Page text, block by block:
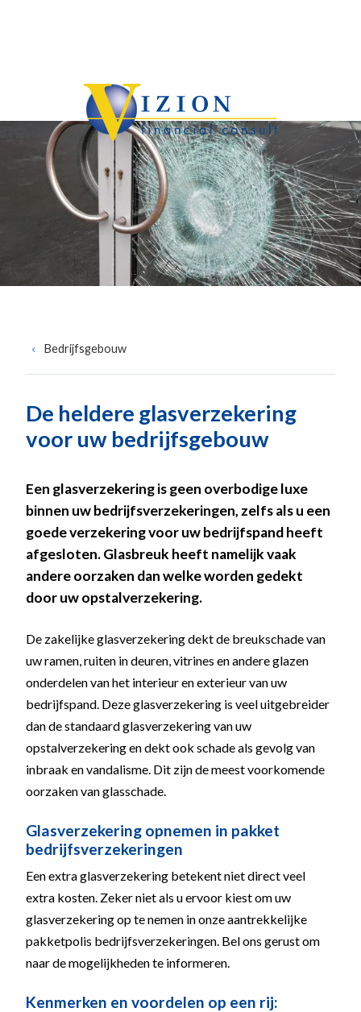
Bedrijfsgebouw
De heldere glasverzekering
voor uw bedrijfsgebouw
Een glasverzekering is geen overbodige luxe
binnen uw bedrijfsverzekeringen, zelfs als u een
goede verzekering voor uw bedrijfspand heeft
afgesloten. Glasbreuk heeft namelijk vaak
andere oorzaken dan welke worden gedekt
door uw opstalverzekering.
De zakelijke glasverzekering dekt de breukschade van
uw ramen, ruiten in deuren, vitrines en andere glazen
onderdelen van het interieur en exterieur van uw
bedrijfspand. Deze glasverzekering is veel uitgebreider
dan de standaard glasverzekering van uw
opstalverzekering en dekt ook schade als gevolg van
inbraak en vandalisme. Dit zijn de meest voorkomende
oorzaken van glasschade.
Glasverzekering opnemen in pakket
bedrijfsverzekeringen
Een extra glasverzekering betekent niet direct veel
extra kosten. Zeker niet als u ervoor kiest om uw
glasverzekering op te nemen in onze aantrekkelijke
pakketpolis bedrijfsverzekeringen. Bel ons gerust om
naar de mogelijkheden te informeren.
Kenmerken en voordelen op een rij: